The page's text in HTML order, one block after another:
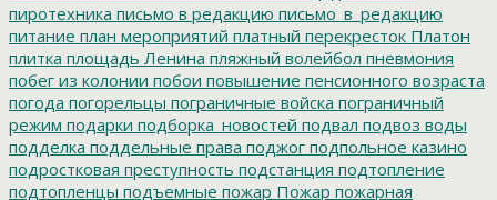
пиротехника письмо в редакцию письмо_в_редакцию
питание план мероприятий платный перекресток Платон
плитка площадь Ленина пляжный волейбол пневмония
побег из колонии побои повышение пенсионного возраста
погода погорельцы пограничные войска пограничный
режим подарки подборка_новостей подвал подвоз воды
подделка поддельные права поджог подпольное казино
подростковая преступность подстанция подтопление
подтопленцы подъемные пожар Пожар пожарная